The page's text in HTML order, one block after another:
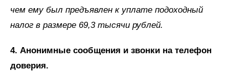
чем ему был предъявлен к уплате подоходный
налог в размере 69,3 тысячи рублей.
4. Анонимные сообщения и звонки на телефон
доверия.